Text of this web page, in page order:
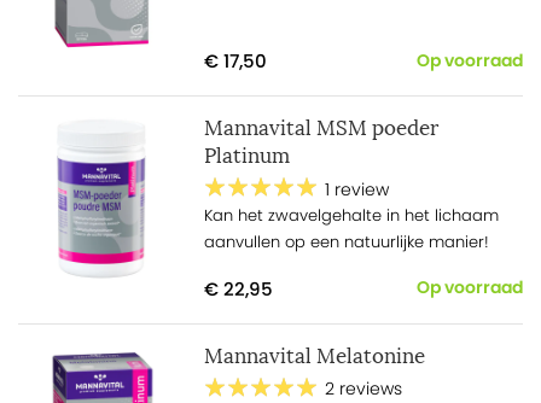
€ 17,50 Op voorraad
Mannavital MSM poeder
Platinum
1 review
Kan het zwavelgehalte in het lichaam
aanvullen op een natuurlijke manier!
€ 22,95 Op voorraad
Mannavital Melatonine
2 reviews